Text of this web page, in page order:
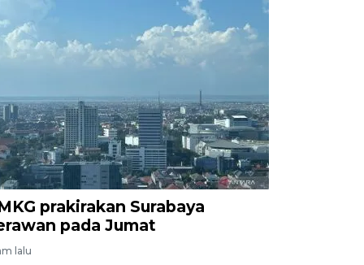
prakirakan Surabaya
pada Jumat
lalu